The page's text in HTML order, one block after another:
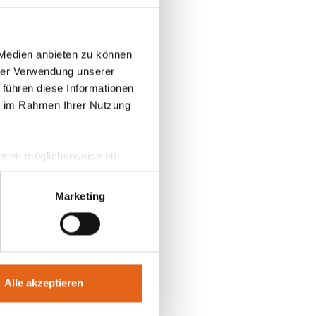
anbieten zu können
Verwendung unserer
diese Informationen
Rahmen Ihrer Nutzung
möglicherweise ein
Daten in
getroffen werden.
Marketing
Alle akzeptieren
über
die 20
mit